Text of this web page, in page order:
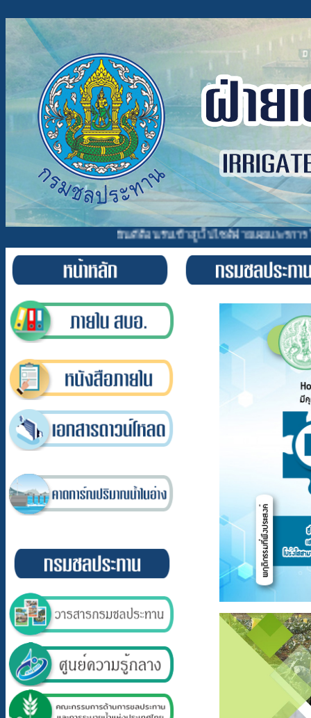
ยินดีต้อนรับเข้าสู่เว็บไซต์ฝ่ายเผยแพร่การใช้น้ำช